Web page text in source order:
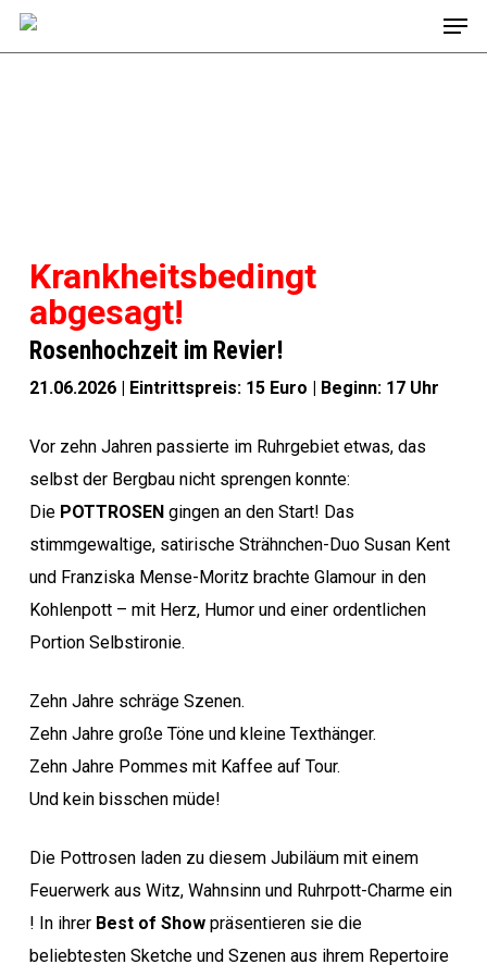
Skip
to
Krankheitsbedingt
abgesagt!
Rosenhochzeit im Revier!
21.06.2026 | Eintrittspreis: 15 Euro | Beginn: 17 Uhr
Vor zehn Jahren passierte im Ruhrgebiet etwas, das
selbst der Bergbau nicht sprengen konnte:
Die POTTROSENgingen an den Start! Das
stimmgewaltige, satirische Strähnchen-Duo Susan Kent
und Franziska Mense-Moritz brachte Glamour in den
Kohlenpott – mit Herz, Humor und einer ordentlichen
Portion Selbstironie.
Zehn Jahre schräge Szenen.
Zehn Jahre große Töne und kleine Texthänger.
Zehn Jahre Pommes mit Kaffee auf Tour.
Und kein bisschen müde!
Die Pottrosen laden zu diesem Jubiläum mit einem
Feuerwerk aus Witz, Wahnsinn und Ruhrpott-Charme ein
! In ihrer Best of Showpräsentieren sie die
beliebtesten Sketche und Szenen aus ihrem Repertoire